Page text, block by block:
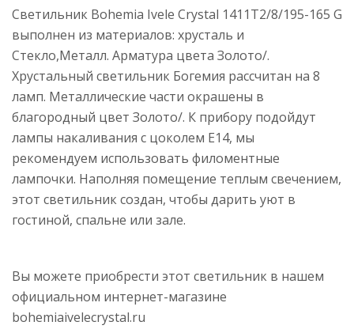
Светильник Bohemia Ivele Crystal 1411T2/8/195-165 G
выполнен из материалов: хрусталь и
Стекло,Металл. Арматура цвета Золото/.
Хрустальный светильник Богемия рассчитан на 8
ламп. Металлические части окрашены в
благородный цвет Золото/. К прибору подойдут
лампы накаливания с цоколем E14, мы
рекомендуем использовать филоментные
лампочки. Наполняя помещение теплым свечением,
этот светильник создан, чтобы дарить уют в
гостиной, спальне или зале.
Вы можете приобрести этот светильник в нашем
официальном интернет-магазине
bohemiaivelecrystal.ru